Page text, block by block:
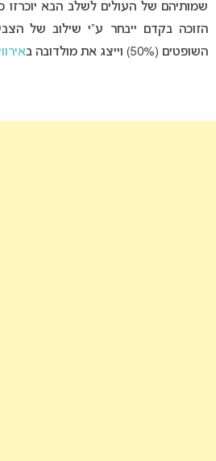
שמותיהם של העולים לשלב הבא יוכרזו כבר
השופטים (50%) וייצג את מולדובה ב